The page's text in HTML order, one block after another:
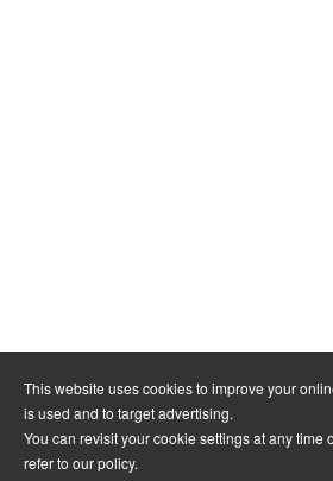
This website uses cookies to improve your
is used and to target advertising.
You can revisit your cookie settings at any
refer to our policy.